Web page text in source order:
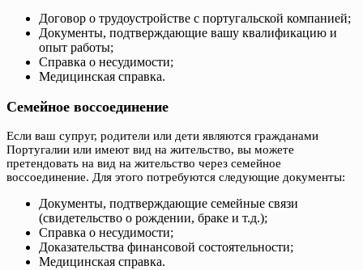
Договор о трудоустройстве с португальской компанией;
Документы, подтверждающие вашу квалификацию и
опыт работы;
Справка о несудимости;
Медицинская справка.
Семейное воссоединение
Если ваш супруг, родители или дети являются гражданами
Португалии или имеют вид на жительство, вы можете
претендовать на вид на жительство через семейное
воссоединение. Для этого потребуются следующие документы:
Документы, подтверждающие семейные связи
(свидетельство о рождении, браке и т.д.);
Справка о несудимости;
Доказательства финансовой состоятельности;
Медицинская справка.